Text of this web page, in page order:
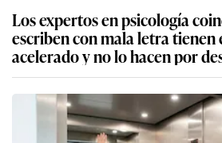
Los expertos en psicología
escriben con mala letra tienen
acelerado y no lo hacen por